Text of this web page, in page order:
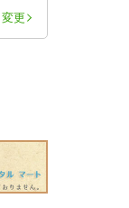
変更